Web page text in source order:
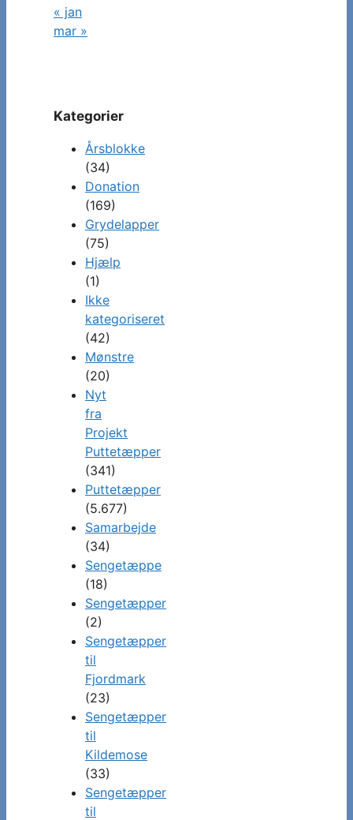
« jan
mar »
Kategorier
Årsblokke
(34)
Donation
(169)
Grydelapper
(75)
Hjælp
(1)
Ikke
kategoriseret
(42)
Mønstre
(20)
Nyt
fra
Projekt
Puttetæpper
(341)
Puttetæpper
(5.677)
Samarbejde
(34)
Sengetæppe
(18)
Sengetæpper
(2)
Sengetæpper
til
Fjordmark
(23)
Sengetæpper
til
Kildemose
(33)
Sengetæpper
til